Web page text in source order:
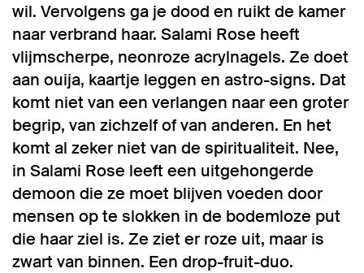
wil. Vervolgens ga je dood en ruikt de kamer
naar verbrand haar. Salami Rose heeft
vlijmscherpe, neonroze acrylnagels. Ze doet
aan ouija, kaartje leggen en astro-signs. Dat
komt niet van een verlangen naar een groter
begrip, van zichzelf of van anderen. En het
komt al zeker niet van de spiritualiteit. Nee,
in Salami Rose leeft een uitgehongerde
demoon die ze moet blijven voeden door
mensen op te slokken in de bodemloze put
die haar ziel is. Ze ziet er roze uit, maar is
zwart van binnen. Een drop-fruit-duo.